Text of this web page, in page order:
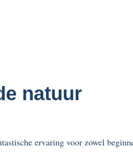
natuur
ervaring voor zowel